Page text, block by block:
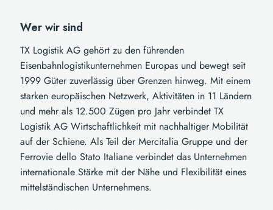
Wer wir sind
TX Logistik AG gehört zu den führenden
Eisenbahnlogistikunternehmen Europas und bewegt seit
1999 Güter zuverlässig über Grenzen hinweg. Mit einem
starken europäischen Netzwerk, Aktivitäten in 11 Ländern
und mehr als 12.500 Zügen pro Jahr verbindet TX
Logistik AG Wirtschaftlichkeit mit nachhaltiger Mobilität
auf der Schiene. Als Teil der Mercitalia Gruppe und der
Ferrovie dello Stato Italiane verbindet das Unternehmen
internationale Stärke mit der Nähe und Flexibilität eines
mittelständischen Unternehmens.